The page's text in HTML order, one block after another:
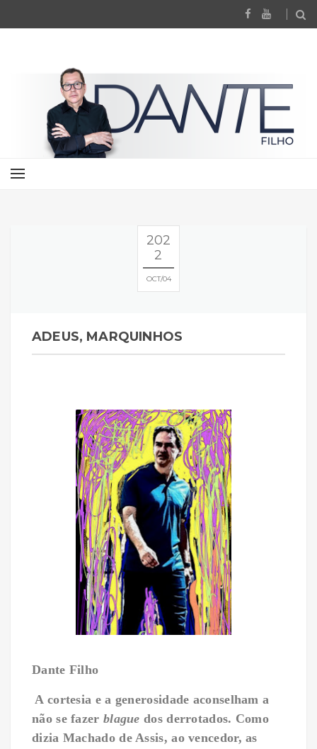
202
2
OCT 04
ADEUS, MARQUINHOS
Dante Filho
A cortesia e a generosidade aconselham a
não se fazer blague dos derrotados. Como
dizia Machado de Assis, ao vencedor, as